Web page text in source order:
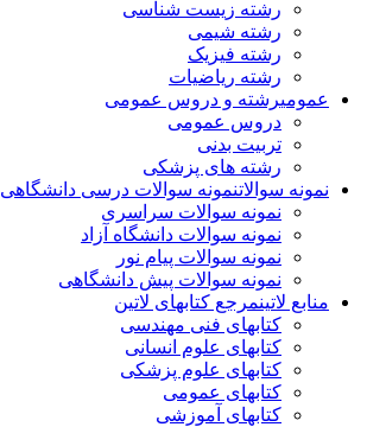
رشته زیست شناسی
رشته شیمی
رشته فیزیک
رشته ریاضیات
عمومیرشته و دروس عمومی
دروس عمومی
تربیت بدنی
رشته های پزشکی
نمونه سوالاتنمونه سوالات درسی دانشگاهی
نمونه سوالات سراسری
نمونه سوالات دانشگاه آزاد
نمونه سوالات پیام نور
نمونه سوالات پیش دانشگاهی
منابع لاتینمرجع کتابهای لاتین
کتابهای فنی مهندسی
کتابهای علوم انسانی
کتابهای علوم پزشکی
کتابهای عمومی
کتابهای آموزشی